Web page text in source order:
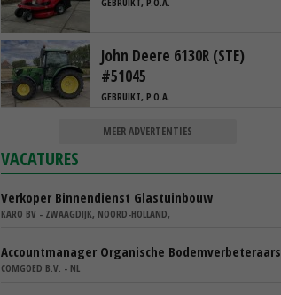
John Deere 6130R (STE)
#51045
GEBRUIKT, P.O.A.
MEER ADVERTENTIES
VACATURES
Verkoper Binnendienst Glastuinbouw
KARO BV - ZWAAGDIJK, NOORD-HOLLAND,
Accountmanager Organische Bodemverbeteraars
COMGOED B.V. - NL